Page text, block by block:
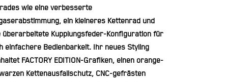
wie eine verbesserte
ein kleineres Kettenrad und
überarbeitete Kupplungsfeder-Konfiguration für
einfachere Bedienbarkeit. Ihr neues Styling
FACTORY EDITION-Grafiken, einen orange-
Kettenausfallschutz, CNC-gefrästen